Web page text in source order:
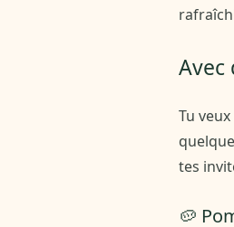
Tu
tes
🥔